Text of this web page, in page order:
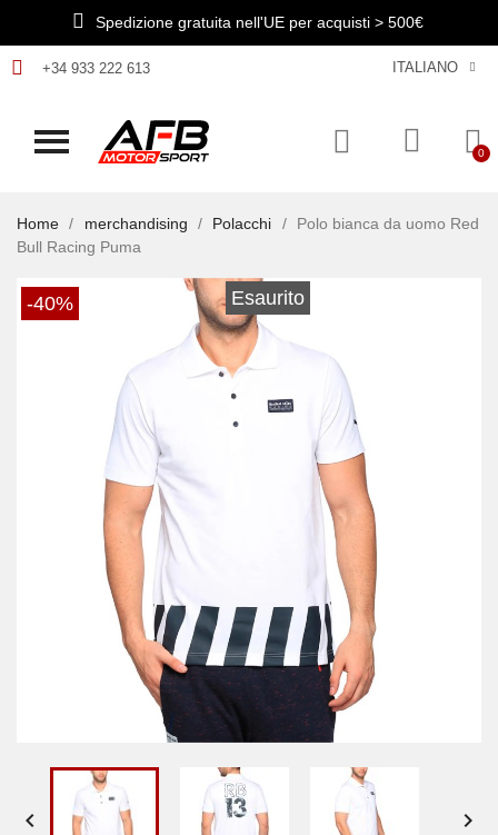
Spedizione gratuita nell'UE per acquisti > 500€
+34 933 222 613 ITALIANO
Home merchandising Polacchi
Polo bianca da uomo Red
Bull Racing Puma
-40% Esaurito
 